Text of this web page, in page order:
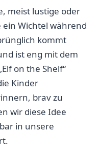
meist ‌lustige oder
Wichtel⁢ während
kommt
ist eng mit dem
on the Shelf“
Kinder
brav zu
wir diese ​Idee⁤
⁤in unsere